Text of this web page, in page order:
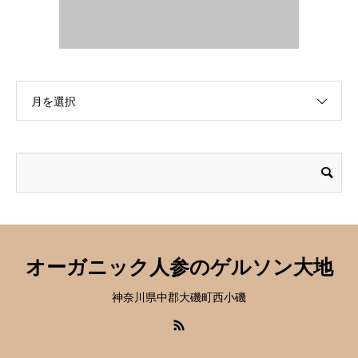
月を選択
オーガニック人参のゲルソン大地
神奈川県中郡大磯町西小磯